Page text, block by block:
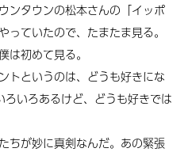
ンタウンの松本さんの「イッポ
ていたので、たまたま見る。
は初めて見る。
トというのは、どうも好きにな
いろあるけど、どうも好きでは
ちが妙に真剣なんだ。あの緊張